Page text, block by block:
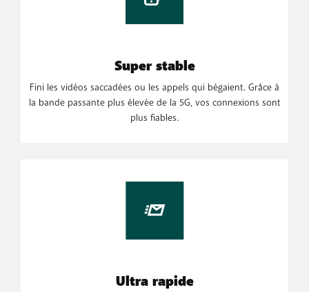
Super stable
Fini les vidéos saccadées ou les appels qui bégaient. Grâce à
la bande passante plus élevée de la 5G, vos connexions sont
plus fiables.
Ultra rapide